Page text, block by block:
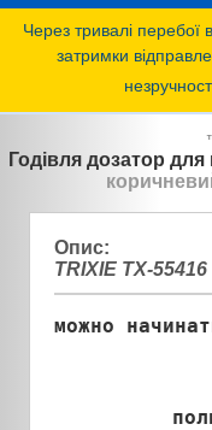
Через тривалі перебої
затримки
Годівля дозатор
Опис:
TRIXIE TX-55416
можно